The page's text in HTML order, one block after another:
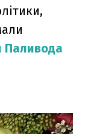
Паливода